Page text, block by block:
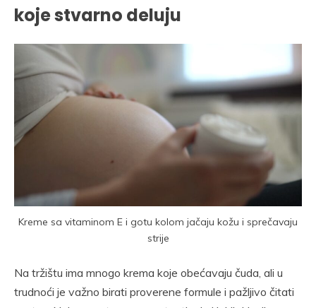
koje stvarno deluju
Kreme sa vitaminom E i gotu kolom jačaju kožu i sprečavaju
strije
Na tržištu ima mnogo krema koje obećavaju čuda, ali u
trudnoći je važno birati proverene formule i pažljivo čitati